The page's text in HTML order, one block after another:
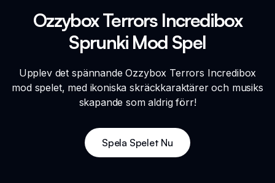
Ozzybox Terrors Incredibox
Sprunki Mod Spel
Upplev det spännande Ozzybox Terrors Incredibox
mod spelet, med ikoniska skräckkaraktärer och musiks
skapande som aldrig förr!
Spela Spelet Nu